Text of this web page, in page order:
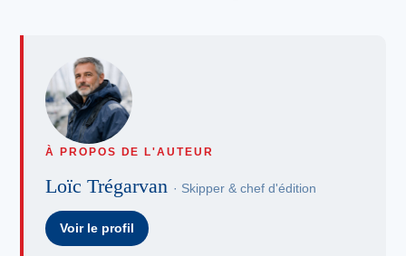
À PROPOS DE L'AUTEUR
Loïc Trégarvan · Skipper & chef d'édition
Voir le profil